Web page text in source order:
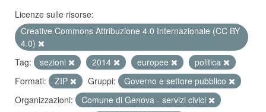
Licenze sulle risorse:
Creative Commons Attribuzione 4.0 Internazionale (CC BY
4.0)
Tag:
sezioni 2014 europee
politica
Formati:
ZIP Gruppi:
Governo e settore pubblico
Organizzazioni:
Comune di Genova - servizi civici